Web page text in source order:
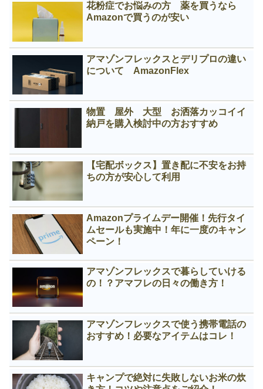
花粉症でお悩みの方 薬を買うなら
Amazonで買うのが安い
アマゾンフレックスとデリプロの違い
について AmazonFlex
物置 屋外 大型 お洒落カッコイイ
納戸を購入検討中の方おすすめ
【宅配ボックス】置き配に不安をお持
ちの方が安心して利用
Amazonプライムデー開催！先行タイ
ムセールも実施中！年に一度のキャン
ペーン！
アマゾンフレックスで暮らしていける
の！？アマフレの日々の働き方！
アマゾンフレックスで使う携帯電話の
おすすめ！必要なアイテムはコレ！
キャンプで絶対に失敗しないお米の炊